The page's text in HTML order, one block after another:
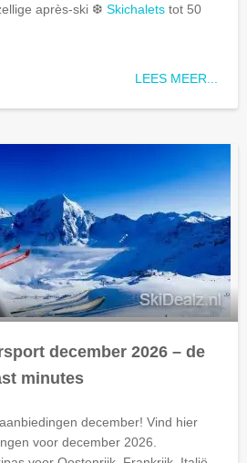
après-ski ❆ Skichalets tot 50
LEES MEER...
december 2026 – de
minutes
december! Vind hier
voor december 2026.